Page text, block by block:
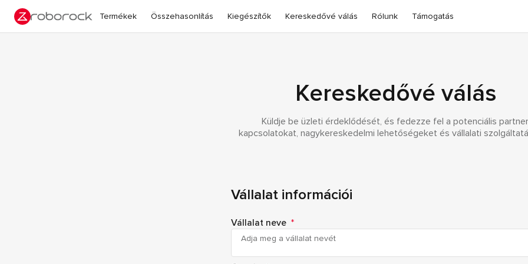
Termékek Összehasonlítás Kiegészítők Kereskedővé válás Rólunk Támogatás
Kereskedővé válás
Küldje be üzleti érdeklődését, és fedezze fel a potenciális
kapcsolatokat, nagykereskedelmi lehetőségeket és vállalati
Vállalat információi
Vállalat neve *